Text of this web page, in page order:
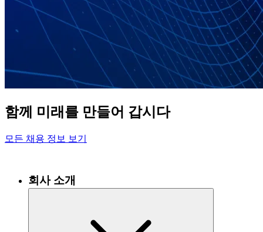
함께 미래를 만들어 갑시다
모든 채용 정보 보기
회사 소개